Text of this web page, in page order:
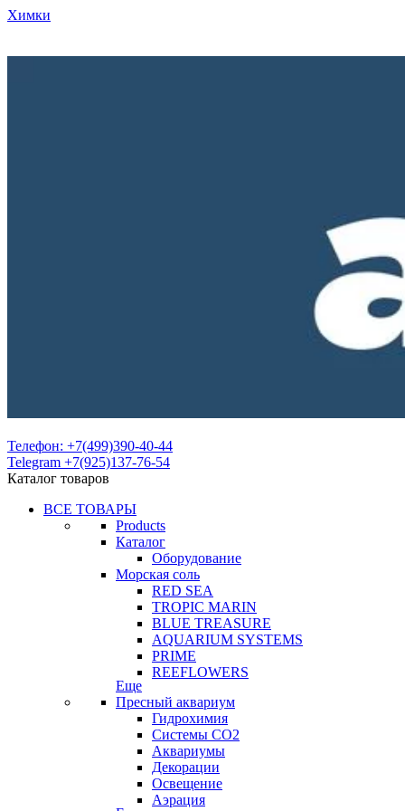
Химки
Телефон: +7(499)390-40-44
Telegram +7(925)137-76-54
Каталог товаров
ВСЕ ТОВАРЫ
Products
Каталог
Оборудование
Морская соль
RED SEA
TROPIC MARIN
BLUE TREASURE
AQUARIUM SYSTEMS
PRIME
REEFLOWERS
Еще
Пресный аквариум
Гидрохимия
Системы СО2
Аквариумы
Декорации
Освещение
Аэрация